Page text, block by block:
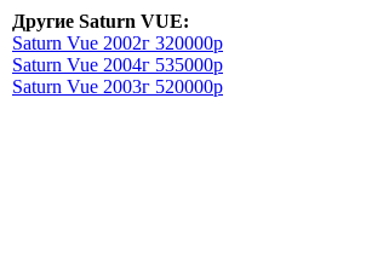
Другие Saturn VUE:
Saturn Vue 2002г 320000р
Saturn Vue 2004г 535000р
Saturn Vue 2003г 520000р